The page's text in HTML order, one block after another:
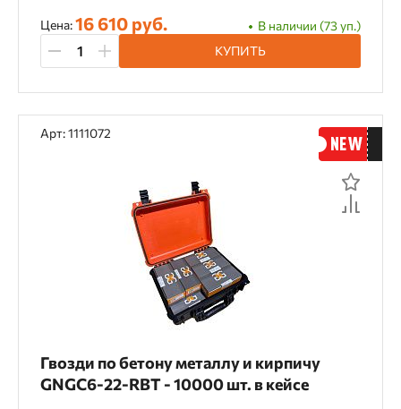
Цена:16 610 руб.
В наличии (73 уп.)
КУПИТЬ
Арт: 1111072
Гвозди по бетону металлу и кирпичу
GNGC6-22-RBT - 10000 шт. в кейсе